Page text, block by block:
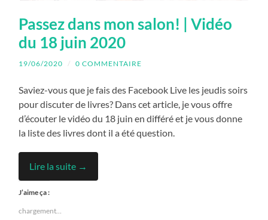
Passez dans mon salon! | Vidéo
du 18 juin 2020
19/06/2020 / 0 COMMENTAIRE
Saviez-vous que je fais des Facebook Live les jeudis soirs
pour discuter de livres? Dans cet article, je vous offre
d’écouter le vidéo du 18 juin en différé et je vous donne
la liste des livres dont il a été question.
Lire la suite →
J’aime ça :
chargement…